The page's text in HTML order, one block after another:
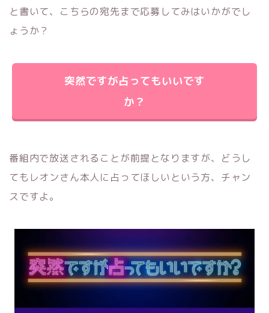
と書いて、こちらの宛先まで応募してみはいかがでし
ょうか？
突然ですが占ってもいいです
か？
番組内で放送されることが前提となりますが、どうし
てもレオンさん本人に占ってほしいという方、チャン
スですよ。